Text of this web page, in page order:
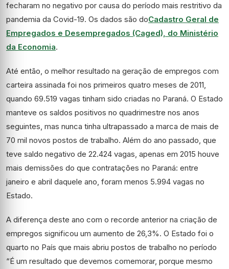
fecharam no negativo por causa do período mais restritivo da
pandemia da Covid-19. Os dados são doCadastro Geral de
Empregados e Desempregados (Caged), do Ministério
da Economia.
Até então, o melhor resultado na geração de empregos com
carteira assinada foi nos primeiros quatro meses de 2011,
quando 69.519 vagas tinham sido criadas no Paraná. O Estado
manteve os saldos positivos no quadrimestre nos anos
seguintes, mas nunca tinha ultrapassado a marca de mais de
70 mil novos postos de trabalho. Além do ano passado, que
teve saldo negativo de 22.424 vagas, apenas em 2015 houve
mais demissões do que contratações no Paraná: entre
janeiro e abril daquele ano, foram menos 5.994 vagas no
Estado.
A diferença deste ano com o recorde anterior na criação de
empregos significou um aumento de 26,3%. O Estado foi o
quarto no País que mais abriu postos de trabalho no período
“É um resultado que devemos comemorar, porque mesmo